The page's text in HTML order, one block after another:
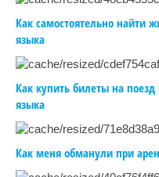
Как самостоятельно найти
языка
Как купить билеты на поезд
языка
Как меня обманули при